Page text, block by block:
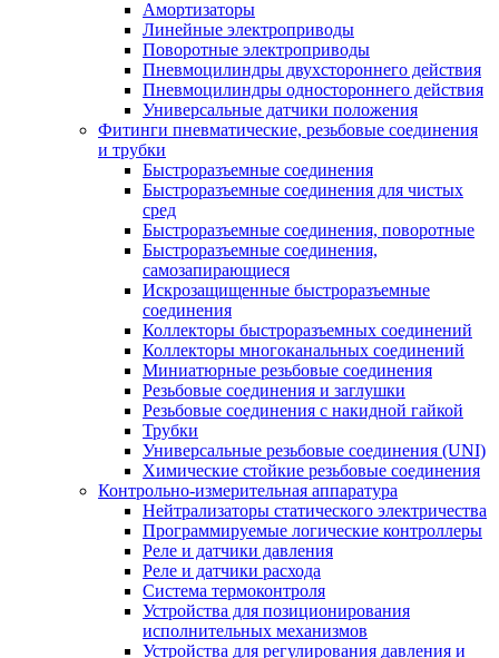
Амортизаторы
Линейные электроприводы
Поворотные электроприводы
Пневмоцилиндры двухстороннего действия
Пневмоцилиндры одностороннего действия
Универсальные датчики положения
Фитинги пневматические, резьбовые соединения
и трубки
Быстроразъемные соединения
Быстроразъемные соединения для чистых
сред
Быстроразъемные соединения, поворотные
Быстроразъемные соединения,
самозапирающиеся
Искрозащищенные быстроразъемные
соединения
Коллекторы быстроразъемных соединений
Коллекторы многоканальных соединений
Миниатюрные резьбовые соединения
Резьбовые соединения и заглушки
Резьбовые соединения с накидной гайкой
Трубки
Универсальные резьбовые соединения (UNI)
Химические стойкие резьбовые соединения
Контрольно-измерительная аппаратура
Нейтрализаторы статического электричества
Программируемые логические контроллеры
Реле и датчики давления
Реле и датчики расхода
Система термоконтроля
Устройства для позиционирования
исполнительных механизмов
Устройства для регулирования давления и